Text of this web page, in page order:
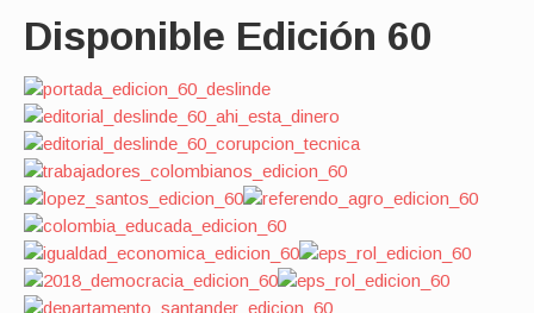
Disponible Edición 60